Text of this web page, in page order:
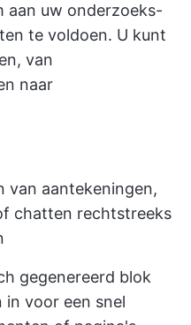
aan uw onderzoeks-
te voldoen. U kunt
van
naar
van aantekeningen,
chatten rechtstreeks
gegenereerd blok
voor een snel